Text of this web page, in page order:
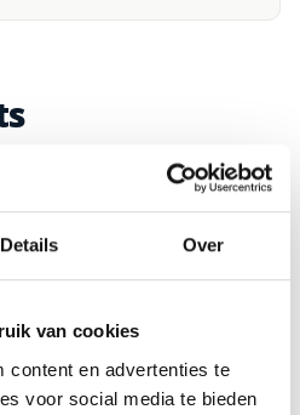
Details Over
van cookies
content en advertenties te
voor social media te bieden
show met Steven Kazàn
RTM-trammuseum in